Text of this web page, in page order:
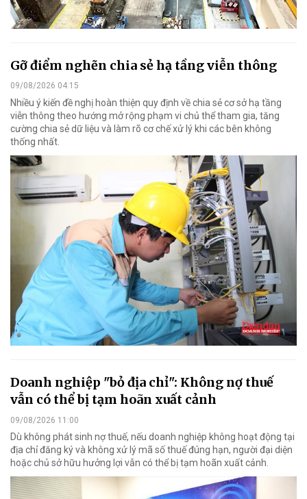
Gỡ điểm nghẽn chia sẻ hạ tầng viễn thông
09/08/2026 04:15
Nhiều ý kiến đề nghị hoàn thiện quy định về chia sẻ cơ sở hạ tầng
viễn thông theo hướng mở rộng phạm vi chủ thể tham gia, tăng
cường chia sẻ dữ liệu và làm rõ cơ chế xử lý khi các bên không
thống nhất.
Doanh nghiệp "bỏ địa chỉ": Không nợ thuế
vẫn có thể bị tạm hoãn xuất cảnh
09/08/2026 11:00
Dù không phát sinh nợ thuế, nếu doanh nghiệp không hoạt động tại
địa chỉ đăng ký và không xử lý mã số thuế đúng hạn, người đại diện
hoặc chủ sở hữu hưởng lợi vẫn có thể bị tạm hoãn xuất cảnh.